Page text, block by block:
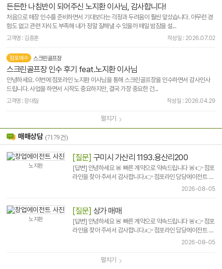
든든한 나침반이 되어주신 노지환 이사님, 감사합니다!
처음으로 매장 인수를 준비하면서 기대보다는 걱정과 두려움이 훨씬 앞섰습니다. 아무런 경
험도 없고 관련 지식도 부족해 내가 정말 잘해낼 수 있을까 매일 밤잠을 설...
고객명 : 김종훈 작성일 : 2026.07.02
점포매수 스크린골프장
스크린골프장 인수 후기 feat.노지환 이사님
안녕하세요. 이번에 점포라인 노지환 이사님을 통해 스크린골프장을 인수하면서 감사인사
드립니다. 사업을 하면서 시작도 중요하지만, 결국 가장 중요한 건...
고객명 : 장대일 작성일 : 2026.04.29
펼치기
매매상담 (7179건)
노지환
[질문] 구미시 가산리 1193.용산리200
[답변] 안녕하세요 🚨 빠른 계약으로 약속드립니다 🚨👉 점포
라인을 찾아 주셔서 감사합니다.👉 점포라인 담당에이전트 선
2026-08-05
노지환
[질문] 상가 매매
[답변] 안녕하세요 🚨 빠른 계약으로 약속드립니다 🚨👉 점포
라인을 찾아 주셔서 감사합니다.👉 점포라인 담당에이전트 선
2026-08-05
펼치기